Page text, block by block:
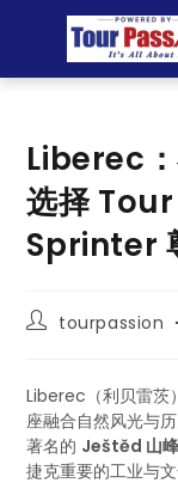
Liberec：
选择
Sprinter
tourpassion
Liberec（利贝雷茨
座融合自然风光与
著名的 Ještěd 山
捷克重要的工业与文